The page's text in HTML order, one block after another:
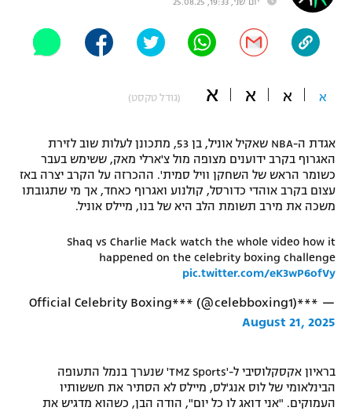
"מחצית בשכונה" – פודקאסט
תקנון עבור פעילות אלקטרה
תקנון עבור פעילות ספורט 1 – "מרלן"
גיימינג E-Sports
מדיניות פרטיות
תקנון פעילות ספורט 1
רשיון להקרנה פומבית לבית עסק
הצטרפות לחבילת הערוצים
אופניים
כדורמים
פוטבול אמריקאי NFL
בייסבול MLB
ספורט אתגרי ואקסטרים
אומנויות לחימה
א א א א (גודל טקסט)
אגדת ה-NBA שאקיל אוניל, בן 53, מתכונן לעלות שוב לזירת
האגרוף בקרב ידוענים מצופה מול צ'ארלי מאק, ששימש בעבר
כשומר הראש של השחקן וויל סמית'. ההכרזה על הקרב יצרה באז
עצום בקרב אוהדי כדורסל, קולנוע ואגרוף כאחד, אך מי שתגובתו
משכה את מירב תשומת הלב היא של בנו, מיילס אוניל.
Shaq vs Charlie Mack watch the whole video how it
happened on the celebrity boxing challenge
pic.twitter.com/eK3wP6ofVy
— ***Official Celebrity Boxing*** (@celebboxing1)
August 21, 2025
בראיון אקסקלוסיבי ל-'TMZ Sports' שנערך בנמל התעופה
הבינלאומי של לוס אנג'לס, מיילס לא הסתיר את חששותיו
העמוקים. "אני דואג לו כל יום", הודה הבן, כשהוא מדגיש את